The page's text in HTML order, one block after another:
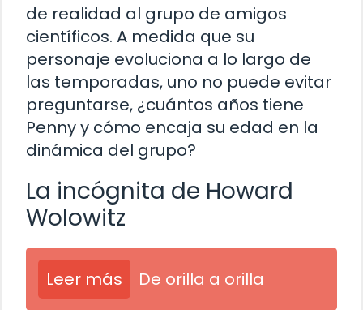
de realidad al grupo de amigos
científicos. A medida que su
personaje evoluciona a lo largo de
las temporadas, uno no puede evitar
preguntarse, ¿cuántos años tiene
Penny y cómo encaja su edad en la
dinámica del grupo?
La incógnita de Howard
Wolowitz
Leer más De orilla a orilla